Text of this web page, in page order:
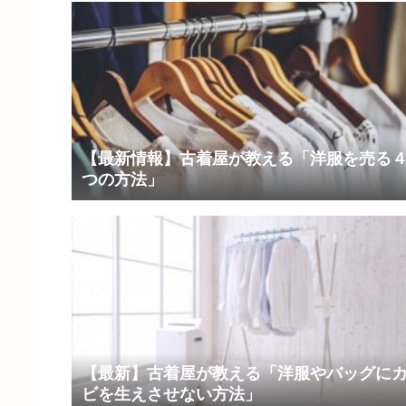
【最新情報】古着屋が教える「洋服を売る
つの方法」
【最新】古着屋が教える「洋服やバッグに
ビを生えさせない方法」